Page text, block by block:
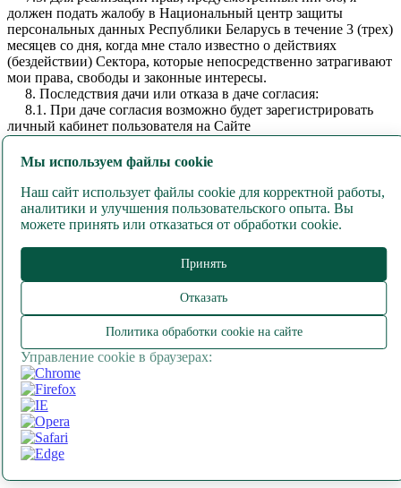
Мы используем файлы cookie
Наш сайт использует файлы cookie для корректной работы,
аналитики и улучшения пользовательского опыта. Вы
можете принять или отказаться от обработки cookie.
Принять
Отказать
Политика обработки cookie на сайте
Управление cookie в браузерах:
должен подать жалобу в Национальный центр защиты
персональных данных Республики Беларусь в течение 3 (трех)
месяцев со дня, когда мне стало известно о действиях
(бездействии) Сектора, которые непосредственно затрагивают
мои права, свободы и законные интересы.
8. Последствия дачи или отказа в даче согласия:
8.1. При даче согласия возможно будет зарегистрировать
личный кабинет пользователя на Сайте
https://vodaborovaya.by/
«Боровая» на Сайте, а также получать техническую
консультацию относительно функционирования личного
кабинета, например, при невозможности вспомнить пароль.
8.2. При отказе в даче согласия невозможно будет
зарегистрировать личный кабинет пользователя на Сайте
«Боровая» на Сайте.
9. Содействие в разъяснении прав:
Для содействия в разъяснении прав, указанных выше, а
также для разъяснения любых других вопросов, связанных с
персональными данными, можно обратиться к специалисту
по внутреннему контролю за обработкой персональных
данных сектора обеспечения безопасности Государственного
предприятия "Беларусьторг" лично или по электронной почте
dpo@brt.by